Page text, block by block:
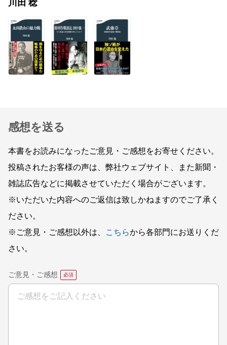
川田 稔
感想を送る
本書をお読みになったご意見・ご感想をお寄せください。
投稿されたお客様の声は、弊社ウェブサイト、また新聞・
雑誌広告などに掲載させていただく場合がございます。
※いただいた内容へのご返信は致しかねますのでご了承く
ださい。
※ご意見・ご感想以外は、
こちらから各部門にお送りくだ
さい。
ご意見・ご感想